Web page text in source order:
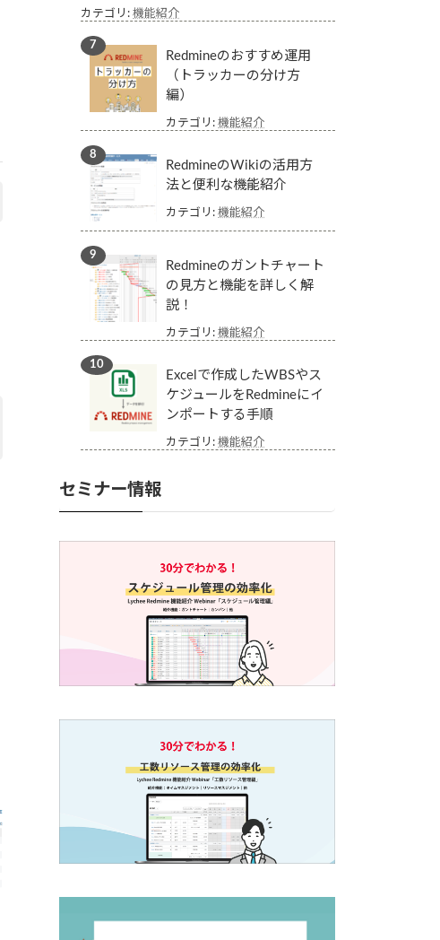
カテゴリ:機能紹介
Redmineのおすすめ運用
（トラッカーの分け方
編）
カテゴリ:機能紹介
RedmineのWikiの活用方
法と便利な機能紹介
カテゴリ:機能紹介
Redmineのガントチャート
の見方と機能を詳しく解
説！
カテゴリ:機能紹介
Excelで作成したWBSやス
ケジュールをRedmineにイ
ンポートする手順
カテゴリ:機能紹介
セミナー情報